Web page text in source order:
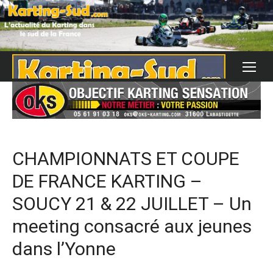
Skip
to
content
CHAMPIONNATS ET COUPE
DE FRANCE KARTING –
SOUCY 21 & 22 JUILLET – Un
meeting consacré aux jeunes
dans l’Yonne